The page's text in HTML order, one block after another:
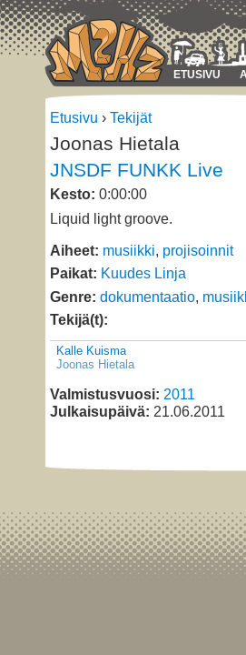
ETUSIVU
Etusivu › Tekijät
Joonas Hietala
JNSDF FUNKK Live
Kesto: 0:00:00
Liquid light groove.
Aiheet: musiikki, projisoinnit
Paikat: Kuudes Linja
Genre: dokumentaatio,
Tekijä(t):
Kalle Kuisma
Joonas Hietala
Valmistusvuosi: 2011
Julkaisupäivä: 21.06.2011